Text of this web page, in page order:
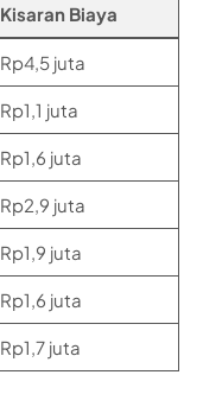
Kisaran Biaya
Rp4,5 juta
Rp1,1 juta
Rp1,6 juta
Rp2,9 juta
Rp1,9 juta
Rp1,6 juta
Rp1,7 juta